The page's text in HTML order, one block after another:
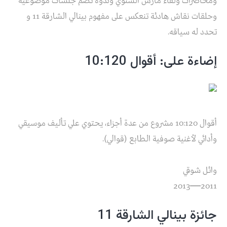
وحلقات نقاش هادئة تنعكس على مفهوم بينالي الشارقة 11 و
تحدد له سياقه.
إضاءة على: أقوال 10:120
أقوال 10:120 مشروع من عدة أجزاء، يحتوي علي تأليف موسيقي
وأدائي لأغنية صوفية الطابع (قوالي).
وائل شوقي
2011―2013
جائزة بينالي الشارقة 11